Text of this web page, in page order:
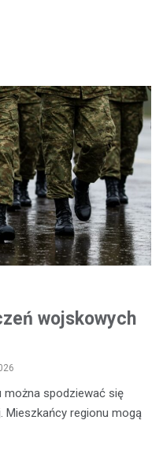
wojskowych
można spodziewać się
regionu mogą